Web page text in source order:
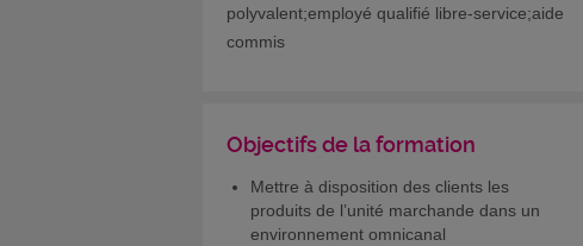
polyvalent;employé qualifié libre-service;aide
commis
Objectifs de la formation
Mettre à disposition des clients les
produits de l’unité marchande dans un
environnement omnicanal